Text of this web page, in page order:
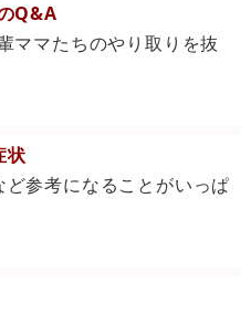
Q&A
ママたちのやり取りを抜
状
ど参考になることがいっぱ